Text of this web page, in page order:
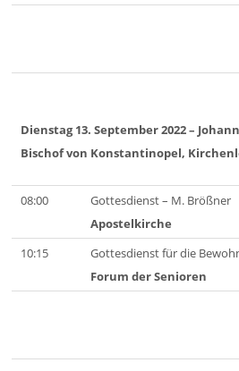
Dienstag 13. September 2022–
Bischof von Konstantinopel,
08:00
Gottesdienst – M. Brößner
Apostelkirche
10:15
Gottesdienst für die
Forum der Senioren